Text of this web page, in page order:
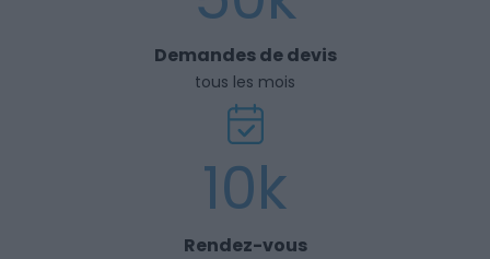
Demandes de devis
tous les mois
10k
Rendez-vous